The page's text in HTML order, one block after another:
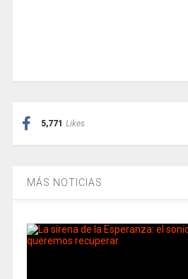
5,771 Likes
MÁS NOTICIAS